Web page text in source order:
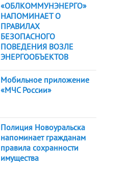
«ОБЛКОММУНЭНЕРГО»
НАПОМИНАЕТ О
ПРАВИЛАХ
БЕЗОПАСНОГО
ПОВЕДЕНИЯ ВОЗЛЕ
ЭНЕРГООБЪЕКТОВ
Мобильное приложение
«МЧС России»
Полиция Новоуральска
напоминает гражданам
правила сохранности
имущества